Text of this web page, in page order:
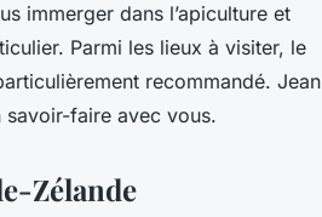
immerger dans l’apiculture et
Parmi les lieux à visiter, le
recommandé. Jean
savoir-faire avec vous.
Zélande